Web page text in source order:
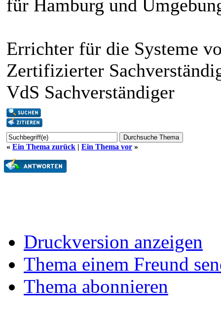
für Hamburg und
Errichter für die Systeme
Zertifizierter
VdS Sachverständiger
« Ein Thema zurück | Ein Thema vor »
Druckversion anzeigen
Thema einem Freund
Thema abonnieren